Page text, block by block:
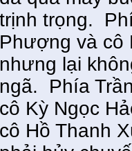
trịnh trọng.
Phượng và cô
nhưng lại
ngã. Phía
cô Kỳ Ngọc
cô Hồ Thanh